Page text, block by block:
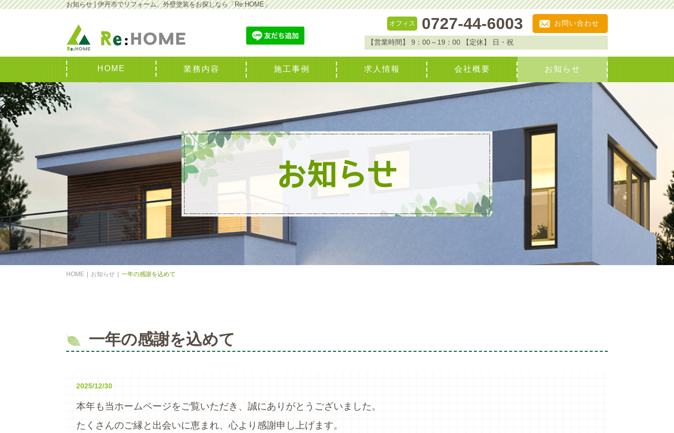
お知らせ | 伊丹市でリフォーム、外壁塗装をお探しなら「Re:HOME」
オフィス 0727-44-6003 お問い合わせ
【営業時間】 9：00～19：00 【定休】 日・祝
HOME 業務内容 施工事例 求人情報 会社概要 お知らせ
お知らせ
HOME お知らせ 一年の感謝を込めて
一年の感謝を込めて
2025/12/30
本年も当ホームページをご覧いただき、誠にありがとうございました。
たくさんのご縁と出会いに恵まれ、心より感謝申し上げます。